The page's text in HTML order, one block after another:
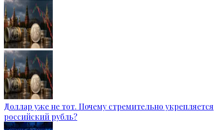
Доллар уже не тот. Почему стремительно укрепляется
российский рубль?